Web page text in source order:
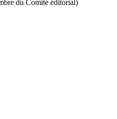
du Comité éditorial)